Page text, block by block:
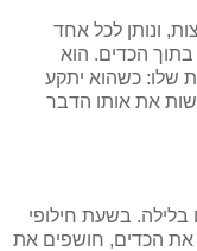
קבוצות, ונותן לכל אחד
הכדים. הוא
שלו: כשהוא יתקע
את אותו הדבר
בשעת חילופי
הכדים, חושפים את